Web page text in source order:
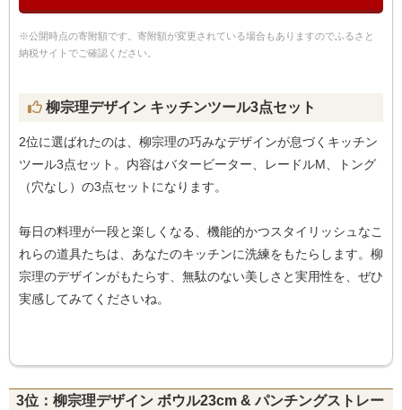
※公開時点の寄附額です。寄附額が変更されている場合もありますのでふるさと
納税サイトでご確認ください。
柳宗理デザイン キッチンツール3点セット
2位に選ばれたのは、柳宗理の巧みなデザインが息づくキッチン
ツール3点セット。内容はバタービーター、レードルM、トング
（穴なし）の3点セットになります。
毎日の料理が一段と楽しくなる、機能的かつスタイリッシュなこ
れらの道具たちは、あなたのキッチンに洗練をもたらします。柳
宗理のデザインがもたらす、無駄のない美しさと実用性を、ぜひ
実感してみてくださいね。
3位：柳宗理デザイン ボウル23cm & パンチングストレー